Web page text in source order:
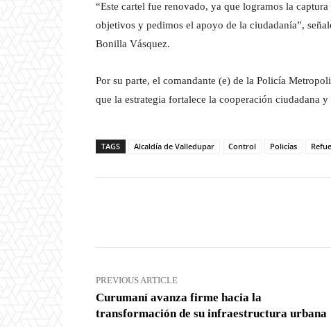
“Este cartel fue renovado, ya que logramos la
objetivos y pedimos el apoyo de la ciudadanía”,
Bonilla Vásquez.
Por su parte, el comandante (e) de la Policía
que la estrategia fortalece la cooperación ciudadana
TAGS Alcaldía de Valledupar Control Policías
PREVIOUS ARTICLE
Curumaní avanza firme hacia la
transformación de su infraestructura urbana